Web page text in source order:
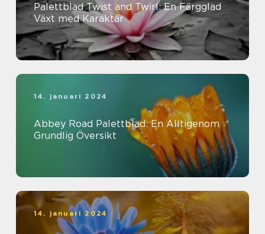
Palettblad Twist and Twirl: En Färgglad
Växt med Karaktär
14. januari 2024
Abbey Road Palettblad: En Alltigenom
Grundlig Översikt
14. januari 2024